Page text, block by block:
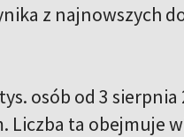
z najnowszych
osób od 3 sierpnia
Liczba ta obejmuje